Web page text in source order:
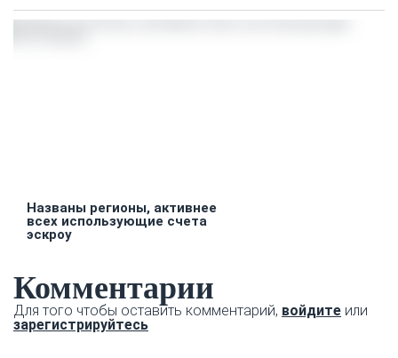
Названы регионы, активнее
всех использующие счета
эскроу
Комментарии
Для того чтобы оставить комментарий, войдите или
зарегистрируйтесь